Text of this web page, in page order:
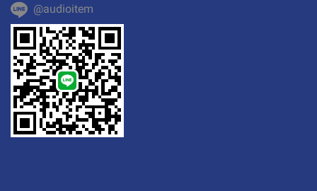
@audioitem